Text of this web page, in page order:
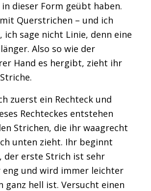
dieser Form geübt haben.
Querstrichen – und ich
ich sage nicht Linie, denn eine
Also so wie der
Hand es hergibt, zieht ihr
zuerst ein Rechteck und
Rechteckes entstehen
Strichen, die ihr waagrecht
unten zieht. Ihr beginnt
der erste Strich ist sehr
und wird immer leichter
ganz hell ist. Versucht einen